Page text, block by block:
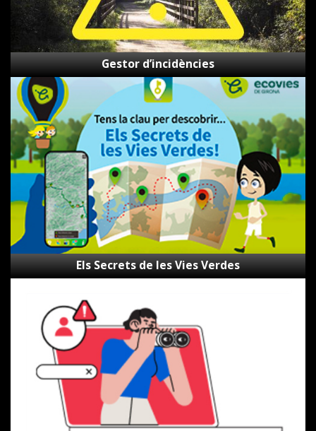
Gestor d’incidències
Els
Secrets
de
les
Vies
Verdes
Els Secrets de les Vies Verdes